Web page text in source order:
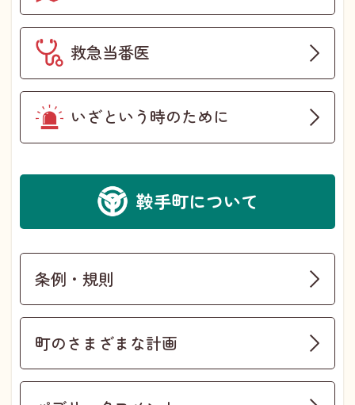
救急当番医
いざという時のために
鞍手町について
条例・規則
町のさまざまな計画